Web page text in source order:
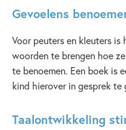
Gevoelens
Voor peuters en kleuters
woorden te brengen hoe
te benoemen. Een boek is
kind hierover in gesprek te
Taalontwikkeling